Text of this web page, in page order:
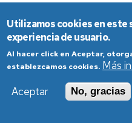
Utilizamos cookies en este
experiencia de usuario.
Al hacer click en Aceptar,
establezcamos cookies. Más
Aceptar
No, gracias